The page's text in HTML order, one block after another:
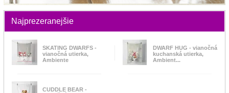
Najprezeranejšie
SKATING DWARFS -
vianočná utierka,
Ambiente
DWARF HUG - vianočná
kuchanská utierka,
Ambient...
CUDDLE BEAR -